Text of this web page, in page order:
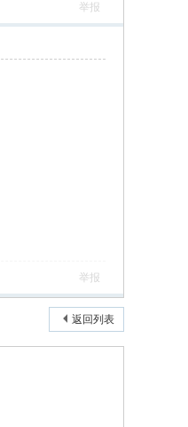
举报
举报
返回列表